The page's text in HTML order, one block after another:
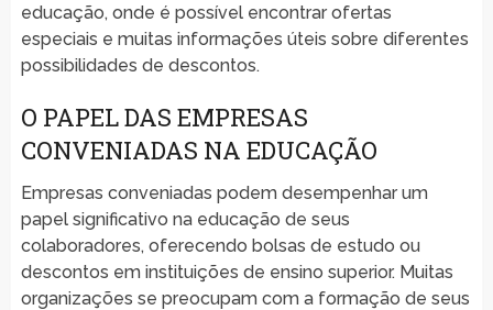
educação, onde é possível encontrar ofertas
especiais e muitas informações úteis sobre diferentes
possibilidades de descontos.
O PAPEL DAS EMPRESAS
CONVENIADAS NA EDUCAÇÃO
Empresas conveniadas podem desempenhar um
papel significativo na educação de seus
colaboradores, oferecendo bolsas de estudo ou
descontos em instituições de ensino superior. Muitas
organizações se preocupam com a formação de seus